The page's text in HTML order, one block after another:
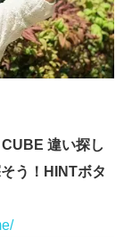
違い探し
う！HINTボタ